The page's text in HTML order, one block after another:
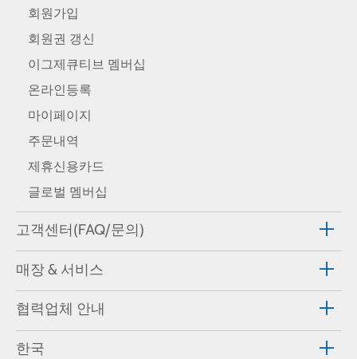
회원가입
회원권 갱신
이그제큐티브 멤버십
온라인등록
마이페이지
주문내역
제휴신용카드
글로벌 멤버십
고객센터(FAQ/문의)
매장 & 서비스
협력업체 안내
한국